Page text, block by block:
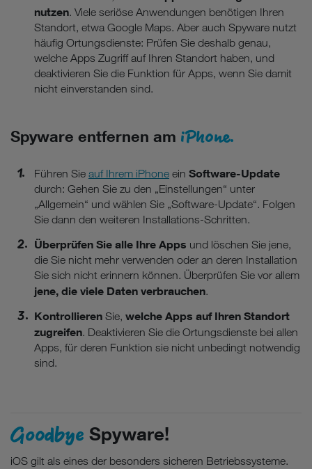
nutzen. Viele seriöse Anwendungen benötigen Ihren
Standort, etwa Google Maps. Aber auch Spyware nutzt
häufig Ortungsdienste: Prüfen Sie deshalb genau,
welche Apps Zugriff auf Ihren Standort haben, und
deaktivieren Sie die Funktion für Apps, wenn Sie damit
nicht einverstanden sind.
Spyware entfernen am iPhone.
Führen Sie auf Ihrem iPhone ein Software-Update
durch: Gehen Sie zu den „Einstellungen“ unter
„Allgemein“ und wählen Sie „Software-Update“. Folgen
Sie dann den weiteren Installations-Schritten.
Überprüfen Sie alle Ihre Apps und löschen Sie jene,
die Sie nicht mehr verwenden oder an deren Installation
Sie sich nicht erinnern können. Überprüfen Sie vor allem
jene, die viele Daten verbrauchen.
Kontrollieren Sie, welche Apps auf Ihren Standort
zugreifen. Deaktivieren Sie die Ortungsdienste bei allen
Apps, für deren Funktion sie nicht unbedingt notwendig
sind.
Goodbye Spyware!
iOS gilt als eines der besonders sicheren Betriebssysteme.